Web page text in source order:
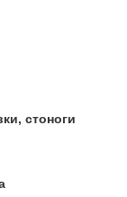
стоноги